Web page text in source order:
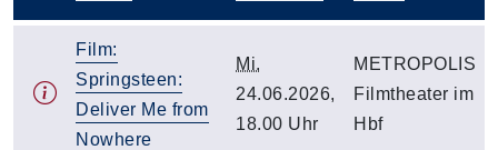
Film:
Springsteen:
Deliver Me from
Nowhere
Mi.
24.06.2026,
18.00 Uhr
METROPOLIS
Filmtheater im
Hbf